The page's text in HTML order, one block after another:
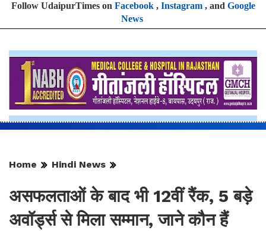
Follow UdaipurTimes on Facebook, Instagram, and Google
News
Home Hindi News
असफलताओं के बाद भी 12वीं रैंक, 5 बड़े
अवॉर्ड्स से मिला सम्मान, जाने कौन हैं